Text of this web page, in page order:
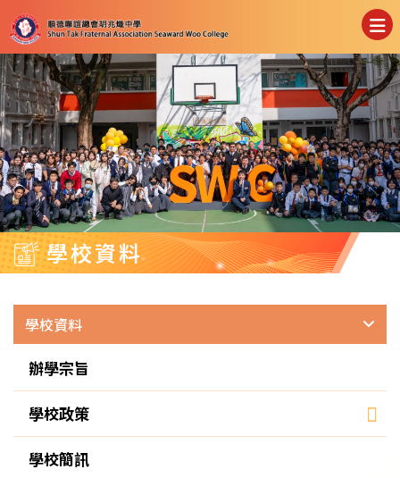
學校資料
學校資料
辦學宗旨
學校政策
學校簡訊